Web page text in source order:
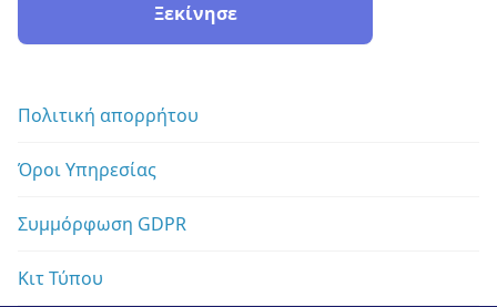
Ξεκίνησε
Πολιτική απορρήτου
Όροι Υπηρεσίας
Συμμόρφωση GDPR
Κιτ Τύπου